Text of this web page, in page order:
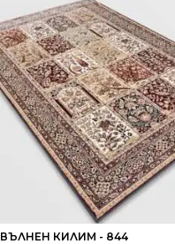
ВЪЛНЕН КИЛИМ - 844